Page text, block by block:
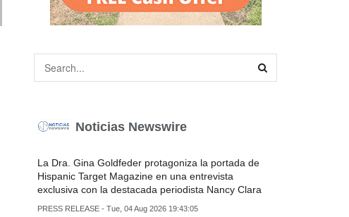
Noticias Newswire
La Dra. Gina Goldfeder protagoniza la portada de
Hispanic Target Magazine en una entrevista
exclusiva con la destacada periodista Nancy Clara
PRESS RELEASE - Tue, 04 Aug 2026 19:43:05